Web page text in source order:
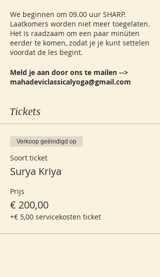
We beginnen om 09.00 uur SHARP.
Laatkomers worden niet meer toegelaten.
Het is raadzaam om een paar minuten
eerder te komen, zodat je je kunt settelen
voordat de les begint.
Meld je aan door ons te mailen -->
mahadeviclassicalyoga@gmail.com
Tickets
Verkoop geëindigd op
Soort ticket
Surya Kriya
Prijs
€ 200,00
+€ 5,00 servicekosten ticket